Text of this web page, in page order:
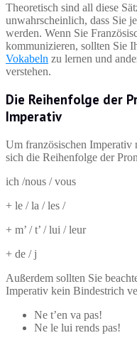
Theoretisch sind all diese
unwahrscheinlich, dass Sie
werden. Wenn Sie
kommunizieren, sollten Sie
Vokabeln zu lernen und
verstehen.
Die Reihenfolge der
Imperativ
Um französischen Imperativ
sich die Reihenfolge der
ich /nous / vous
+ le / la / les /
+ m’ / t’ / lui / leur
+ de / j
Außerdem sollten Sie
Imperativ kein Bindestrich
Ne t’en va pas!
Ne le lui rends pas!